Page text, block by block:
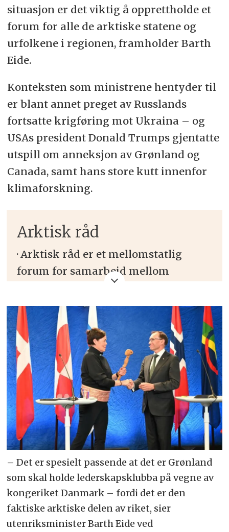
situasjon er det viktig å opprettholde et
forum for alle de arktiske statene og
urfolkene i regionen, framholder Barth
Eide.
Konteksten som ministrene hentyder til
er blant annet preget av Russlands
fortsatte krigføring mot Ukraina – og
USAs president Donald Trumps gjentatte
utspill om anneksjon av Grønland og
Canada, samt hans store kutt innenfor
klimaforskning.
Arktisk råd
·Arktisk råd er et mellomstatlig
forum for samarbeid mellom
innbyggere i felles arktiske spørsmål
– særlig innenfor bærekraftig
utvikling og miljøvern.
· Medlemsstatene er Canada,
Danmark, Finland, Island, Norge,
Russland, Sverige og USA.
Seks urfolksorganisasjoner har
status som permanente deltakere i
Arktisk råd. De har full
konsultasjonsrett ved rådets
forhandlinger og beslutningstaking,
og anledning til å delta på alle dets
møter og aktiviteter.
– Det er spesielt passende at det er Grønland
som skal holde lederskapsklubba på vegne av
kongeriket Danmark – fordi det er den
faktiske arktiske delen av riket, sier
utenriksminister Barth Eide ved